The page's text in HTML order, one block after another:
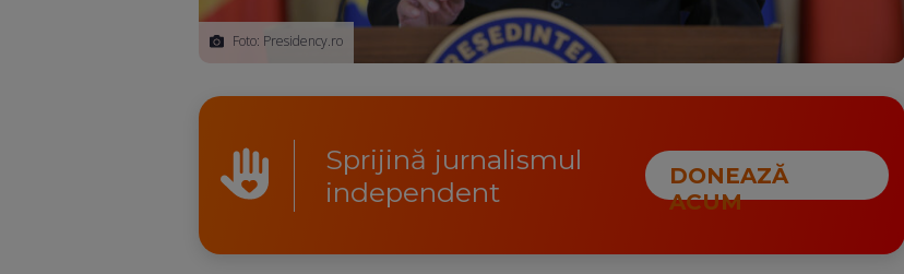
Foto: Presidency.ro
Sprijină jurnalismul
independent
DONEAZĂ
ACUM